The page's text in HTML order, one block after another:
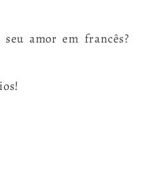
amor em francês?